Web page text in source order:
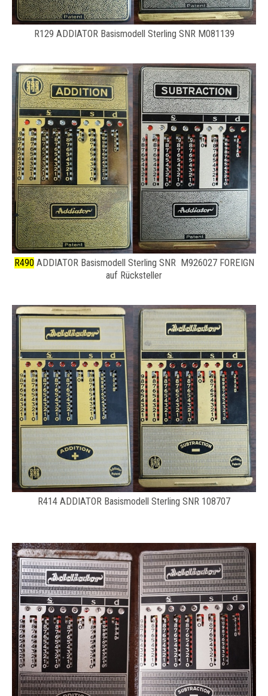
R129 ADDIATOR Basismodell Sterling SNR M081139
R490ADDIATOR Basismodell Sterling SNR M926027 FOREIGN
auf Rücksteller
R414 ADDIATOR Basismodell Sterling SNR 108707